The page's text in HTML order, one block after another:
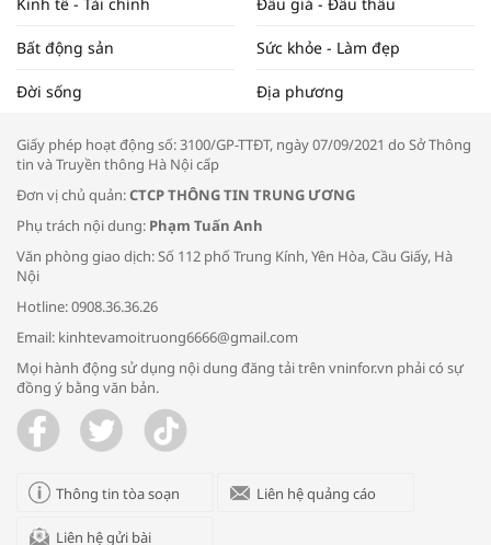
Tọa đàm “Xúc tiến thương mại: Khơi
Bác sĩ tư vấn cách phòng tránh bệnh
đường hô hấp trong thời tiết giao mùa
Trao yêu thương cho em
Bất động sản Sức khỏe - Làm đẹp
Đời sống Địa phương
Giấy phép hoạt động số: 3100/GP-TTĐT, ngày 07/09/2021 do Sở Thông
tin và Truyền thông Hà Nội cấp
Đơn vị chủ quản:CTCP THÔNG TIN TRUNG ƯƠNG
Phụ trách nội dung: Phạm Tuấn Anh
Văn phòng giao dịch: Số 112 phố Trung Kính, Yên Hòa, Cầu Giấy, Hà
Nội
Hotline: 0908.36.36.26
Email: kinhtevamoitruong6666@gmail.com
Mọi hành động sử dụng nội dung đăng tải trên vninfor.vn phải có sự
đồng ý bằng văn bản.
Thông tin tòa soạn Liên hệ quảng cáo
Liên hệ gửi bài